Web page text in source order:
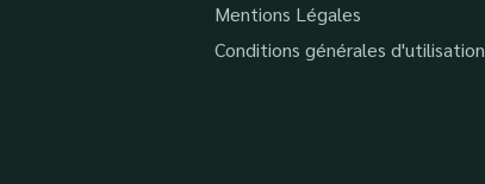
Mentions Légales
Conditions générales d'utilisation